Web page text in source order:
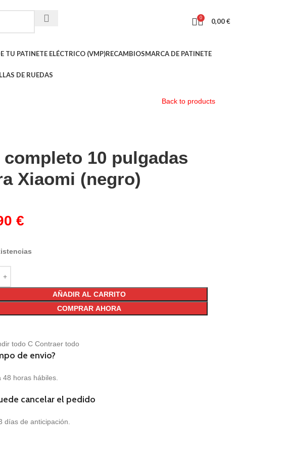
0 0,00€
TU PATINETE ELÉCTRICO (VMP)RECAMBIOSMARCA DE PATINETE
DE RUEDAS
Back to products
10 pulgadas
Xiaomi (negro)
€
todoC Contraer todo
de envio?
48 horas hábiles.
cancelar el pedido
días de anticipación.
AÑADIR AL CARRITO
COMPRAR AHORA